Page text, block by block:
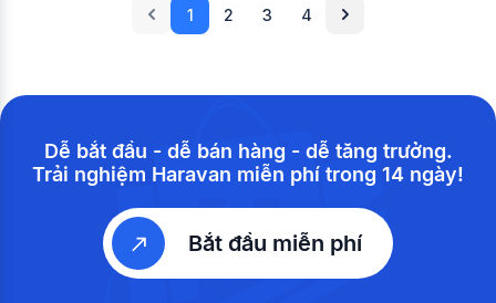
1 2 3 4
Dễ bắt đầu - dễ bán hàng - dễ tăng trưởng.
Trải nghiệm Haravan miễn phí trong 14 ngày!
Bắt đầu miễn phí